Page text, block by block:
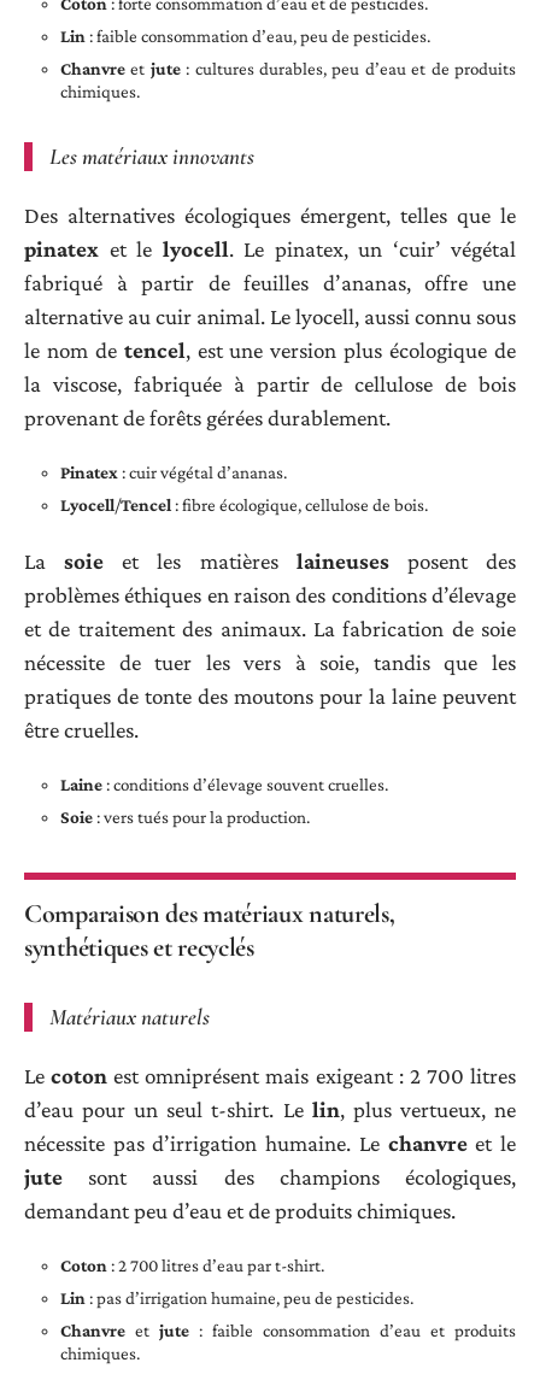
Lin : faible consommation d’eau, peu de pesticides.
Chanvre et jute: cultures durables, peu d’eau et de produits
chimiques.
Les matériaux innovants
Des alternatives écologiques émergent, telles que le
pinatex et le lyocell. Le pinatex, un ‘cuir’ végétal
fabriqué à partir de feuilles d’ananas, offre une
alternative au cuir animal. Le lyocell, aussi connu sous
le nom de tencel, est une version plus écologique de
la viscose, fabriquée à partir de cellulose de bois
provenant de forêts gérées durablement.
Pinatex : cuir végétal d’ananas.
Lyocell/Tencel: fibre écologique, cellulose de bois.
Lasoie et les matières laineusesposent des
problèmes éthiques en raison des conditions d’élevage
et de traitement des animaux. La fabrication de soie
nécessite de tuer les vers à soie, tandis que les
pratiques de tonte des moutons pour la laine peuvent
être cruelles.
Laine: conditions d’élevage souvent cruelles.
Soie: vers tués pour la production.
Comparaison des matériaux naturels,
synthétiques et recyclés
Matériaux naturels
Lecoton est omniprésent mais exigeant : 2 700 litres
d’eau pour un seul t-shirt. Le lin, plus vertueux, ne
nécessite pas d’irrigation humaine. Le chanvreet le
jute sont aussi des champions écologiques,
demandant peu d’eau et de produits chimiques.
Coton : 2 700 litres d’eau par t-shirt.
Lin : pas d’irrigation humaine, peu de pesticides.
Chanvre et jute : faible consommation d’eau et produits
chimiques.